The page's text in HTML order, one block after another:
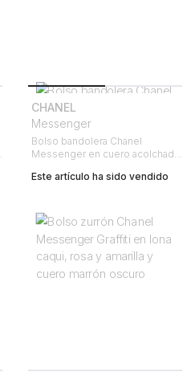
CHANEL
Messenger
Bolso bandolera Chanel
Messenger en cuero acolchado
Este artículo ha sido vendido